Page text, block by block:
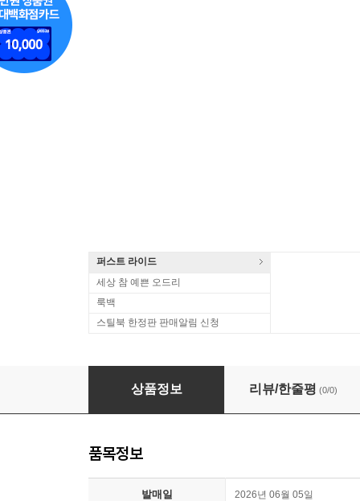
퍼스트 라이드
세상 참 예쁜 오드리
룩백
스틸북 한정판 판매알림 신청
Barry Manilow - What A Time (Ltd)(140g
상품정보 리뷰/한줄평 (0/0)
품목정보
발매일 2026년 06월 05일